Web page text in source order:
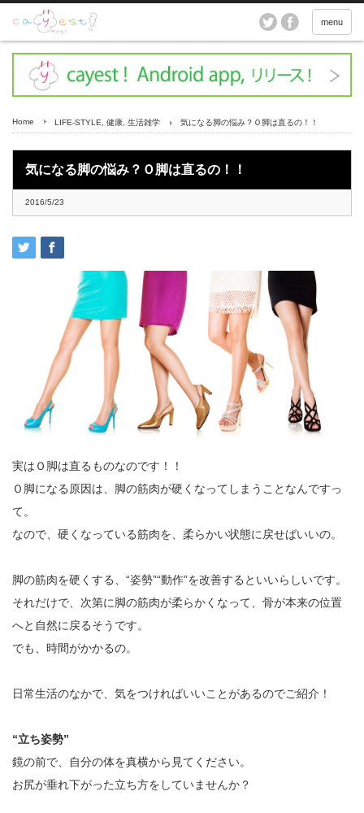
menu
Home LIFE-STYLE 健康 生活雑学 気になる脚の悩み？Ｏ脚は直るの！！
気になる脚の悩み？Ｏ脚は直るの！！
2016/5/23
実はＯ脚は直るものなのです！！
Ｏ脚になる原因は、脚の筋肉が硬くなってしまうことなんですっ
て。
なので、硬くなっている筋肉を、柔らかい状態に戻せばいいの。
脚の筋肉を硬くする、“姿勢”“動作”を改善するといいらしいです。
それだけで、次第に脚の筋肉が柔らかくなって、骨が本来の位置
へと自然に戻るそうです。
でも、時間がかかるの。
日常生活のなかで、気をつければいいことがあるのでご紹介！
“立ち姿勢”
鏡の前で、自分の体を真横から見てください。
お尻が垂れ下がった立ち方をしていませんか？